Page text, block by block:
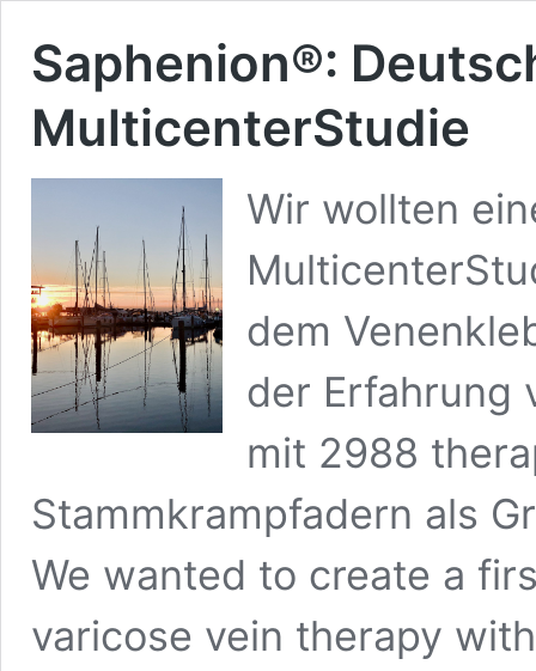
Saphenion®:
MulticenterStudie
Wir wollten
dem
der Erfahrung
mit 2988
Stammkrampfadern als
We wanted to create a
varicose vein therapy